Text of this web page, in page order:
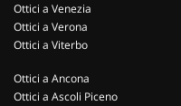
Ottici a Venezia
Ottici a Verona
Ottici a Viterbo
Ottici a Ancona
Ottici a Ascoli Piceno